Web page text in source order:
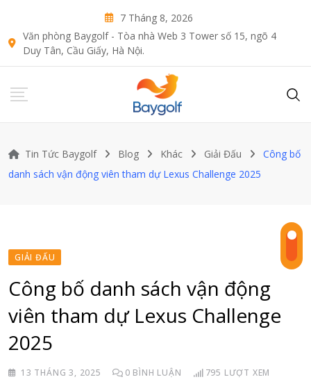
content
7 Tháng 8, 2026
Văn phòng Baygolf - Tòa nhà Web 3 Tower số 15, ngõ 4
Duy Tân, Cầu Giấy, Hà Nội.
Tin Tức Baygolf Blog Khác Giải Đấu
Công bố
danh sách vận động viên tham dự Lexus Challenge 2025
GIẢI ĐẤU
Công bố danh sách vận động
viên tham dự Lexus Challenge
2025
13 THÁNG 3, 2025 0 BÌNH LUẬN 795 LƯỢT XEM